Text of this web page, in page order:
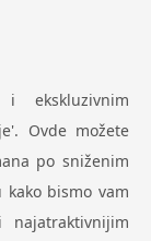
ekskluzivnim
Ovde možete
po sniženim
kako bismo vam